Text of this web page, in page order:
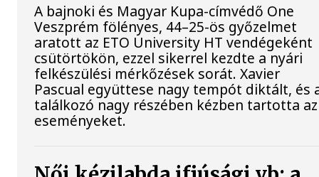
A bajnoki és Magyar Kupa-címvédő One
Veszprém fölényes, 44–25-ös győzelmet
aratott az ETO University HT vendégeként
csütörtökön, ezzel sikerrel kezdte a nyári
felkészülési mérkőzések sorát. Xavier
Pascual együttese nagy tempót diktált, és
találkozó nagy részében kézben tartotta az
eseményeket.